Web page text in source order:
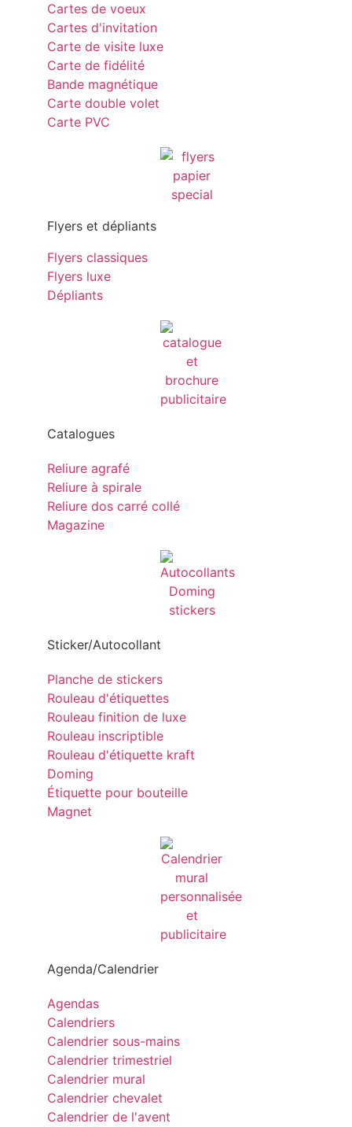
Cartes de voeux
Cartes d'invitation
Carte de visite luxe
Carte de fidélité
Bande magnétique
Carte double volet
Carte PVC
Flyers et dépliants
Flyers classiques
Flyers luxe
Dépliants
Catalogues
Reliure agrafé
Reliure à spirale
Reliure dos carré collé
Magazine
Sticker/Autocollant
Planche de stickers
Rouleau d'étiquettes
Rouleau finition de luxe
Rouleau inscriptible
Rouleau d'étiquette kraft
Doming
Étiquette pour bouteille
Magnet
Agenda/Calendrier
Agendas
Calendriers
Calendrier sous-mains
Calendrier trimestriel
Calendrier mural
Calendrier chevalet
Calendrier de l'avent